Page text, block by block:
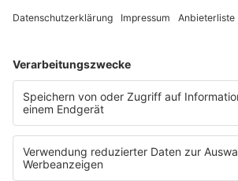
Bauingenieurwesenstudium?
Wie viel Gehalt bekommt
Bauingenieur?
Wie viel verdient man als
Bauingenieur im dualen